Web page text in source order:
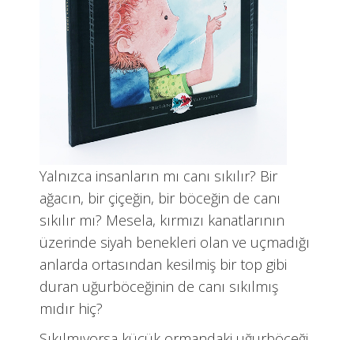
Yalnızca insanların mı canı sıkılır? Bir
ağacın, bir çiçeğin, bir böceğin de canı
sıkılır mı? Mesela, kırmızı kanatlarının
üzerinde siyah benekleri olan ve uçmadığı
anlarda ortasından kesilmiş bir top gibi
duran uğurböceğinin de canı sıkılmış
mıdır hiç?